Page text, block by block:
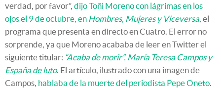
verdad, por favor”, dijo Toñi Moreno con lágrimas en los
ojos el 9 de octubre, en Hombres, Mujeres y Viceversa , el
programa que presenta en directo en Cuatro. El error no
sorprende, ya que Moreno acababa de leer en Twitter el
siguiente titular: “Acaba de morir”. María Teresa Campos y
España de luto. El artículo, ilustrado con una imagen de
Campos, hablaba de la muerte del periodista Pepe Oneto